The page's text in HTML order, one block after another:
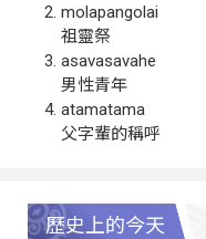
molapangolai
祖靈祭
asavasavahe
男性青年
atamatama
父字輩的稱呼
歷史上的今天